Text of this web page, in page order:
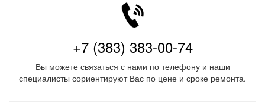
+7 (383) 383-00-74
Вы можете связаться с нами по телефону и наши
специалисты сориентируют Вас по цене и сроке ремонта.